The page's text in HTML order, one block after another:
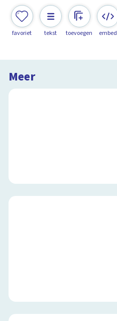
favoriet tekst toevoegen embed
Meer